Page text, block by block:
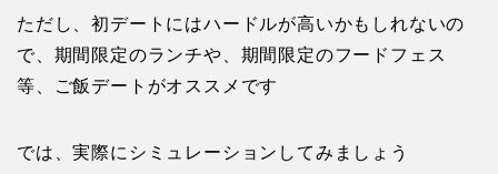
ただし、初デートにはハードルが高いかもしれないの
で、期間限定のランチや、期間限定のフードフェス
等、ご飯デートがオススメです
では、実際にシミュレーションしてみましょう